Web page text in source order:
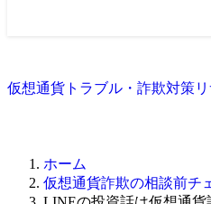
仮想通貨トラブル・詐欺対策
ホーム
仮想通貨詐欺の相談前チ